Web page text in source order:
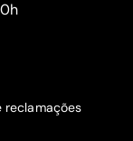
reclamações